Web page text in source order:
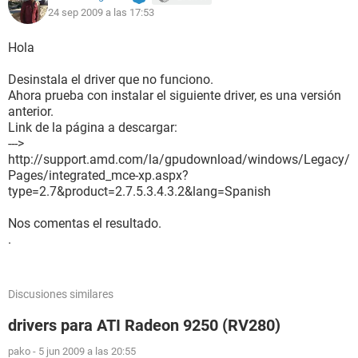
Sistema operativo Microsoft Windows XP Professional
Fecha 2009-09-24
--------[ Resumen ]------------------------------------------------------------------------------
-----------------------
Ordenador:
Sistema operativo Microsoft Windows XP Professional
Service Pack del Sistema Operativo Service Pack 2
Nombre del sistema NADIA-A5A42D733
Nombre de usuario nadia mas brahim
Tipo de procesador Mobile DualCore Intel Celeron M, 1733
MHz (8 x 217)
Nombre de la Placa Base Desconocido
Chipset de la Placa Base Desconocido
Memoria del Sistema 896 MB
24 sep 2009 a las 17:53
Hola
Desinstala el driver que no funciono.
Ahora prueba con instalar el siguiente driver, es una versión
anterior.
Link de la página a descargar:
--->
http://support.amd.com/la/gpudownload/windows/Legacy/
Pages/integrated_mce-xp.aspx?
type=2.7&product=2.7.5.3.4.3.2&lang=Spanish
Nos comentas el resultado.
.
Discusiones similares
drivers para ATI Radeon 9250 (RV280)
pako - 5 jun 2009 a las 20:55